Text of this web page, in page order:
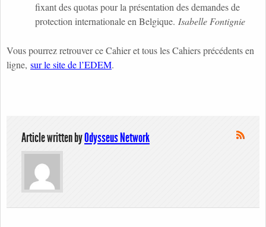
fixant des quotas pour la présentation des demandes de
protection internationale en Belgique. Isabelle Fontignie
Vous pourrez retrouver ce Cahier et tous les Cahiers précédents en
ligne, sur le site de l’EDEM.
Article written byOdysseus Network